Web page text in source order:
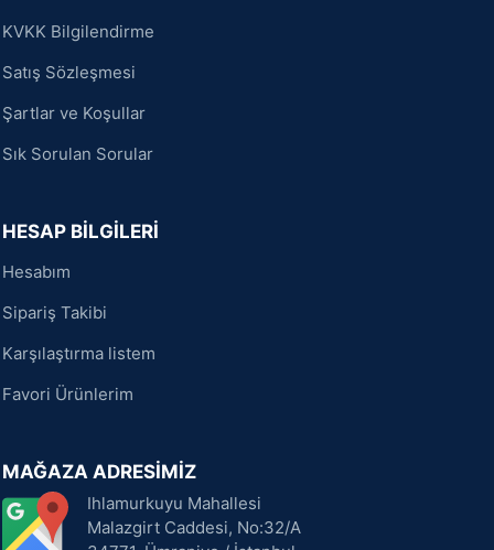
KVKK Bilgilendirme
Satış Sözleşmesi
Şartlar ve Koşullar
Sık Sorulan Sorular
HESAP BİLGİLERİ
Hesabım
Sipariş Takibi
Karşılaştırma listem
Favori Ürünlerim
MAĞAZA ADRESİMİZ
Ihlamurkuyu Mahallesi
Malazgirt Caddesi, No:32/A